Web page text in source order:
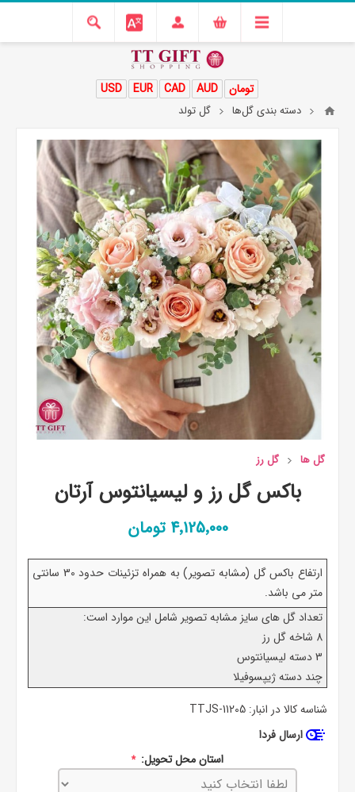
USD EUR CAD AUD تومان
دسته بندی گل‌ها گل تولد
گل ها گل رز
باکس گل رز و لیسیانتوس آرتان
4٬125٬000 تومان
ارتفاع باکس گل (مشابه تصویر) به همراه تزئینات حدود 30 سانتی
متر می باشد.
تعداد گل های سایز مشابه تصویر شامل این موارد است:
8 شاخه گل رز
3 دسته لیسیانتوس
چند دسته ژیپسوفیلا
شناسه کالا در انبار: TTJS-11205
ارسال فردا
استان محل تحویل: *